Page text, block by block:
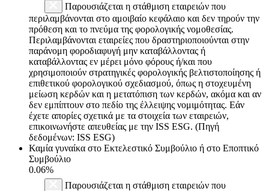
Παρουσιάζεται η στάθμιση εταιρειών που
περιλαμβάνονται στο αμοιβαίο κεφάλαιο και δεν τηρούν την
πρόθεση και το πνεύμα της φορολογικής νομοθεσίας.
Περιλαμβάνονται εταιρείες που δραστηριοποιούνται στην
παράνομη φοροδιαφυγή μην καταβάλλοντας ή
καταβάλλοντας εν μέρει μόνο φόρους ή/και που
χρησιμοποιούν στρατηγικές φορολογικής βελτιστοποίησης ή
επιθετικού φορολογικού σχεδιασμού, όπως η στοχευμένη
μείωση κερδών και η μετατόπιση των κερδών, ακόμα και αν
δεν εμπίπτουν στο πεδίο της έλλειψης νομιμότητας. Εάν
έχετε απορίες σχετικά με τα στοιχεία των εταιρειών,
επικοινωνήστε απευθείας με την ISS ESG. (Πηγή
δεδομένων: ISS ESG)
Καμία γυναίκα στο Εκτελεστικό Συμβούλιο ή στο Εποπτικό
Συμβούλιο
0.06%
Παρουσιάζεται η στάθμιση εταιρειών που